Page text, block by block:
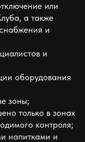
или
а также
и
и
оборудования
зоны;
только в зонах
контроля;
напитками и